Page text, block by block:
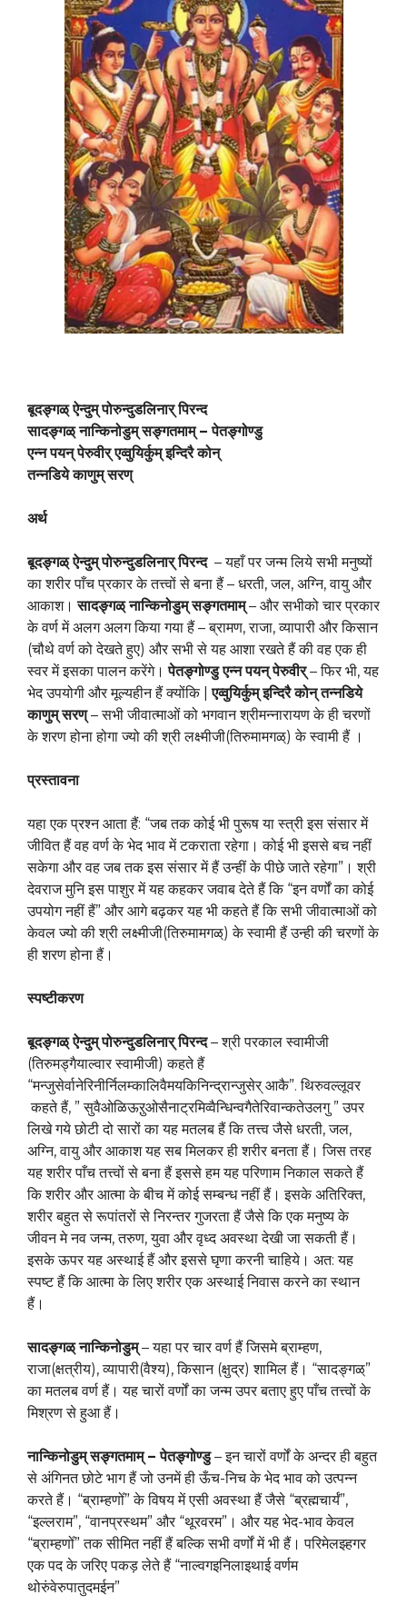
बूदङ्गळ् ऐन्दुम् पोरुन्दुडलिनार् पिरन्द
सादङ्गळ् नान्किनोडुम् सङ्गतमाम्–पेतङ्गोण्डु
एन्न पयन् पेरुवीर् एव्वुयिर्कुम् इन्दिरै कोन्
तन्नडिये काणुम् सरण्
अर्थ
बूदङ्गळ् ऐन्दुम् पोरुन्दुडलिनार् पिरन्द– यहाँ पर जन्म लिये सभी मनुष्यों
का शरीर पाँच प्रकार के तत्त्वों से बना हैं – धरती, जल, अग्नि, वायु और
आकाश।सादङ्गळ् नान्किनोडुम् सङ्गतमाम्– और सभीको चार प्रकार
के वर्ण में अलग अलग किया गया हैं – ब्रामण, राजा, व्यापारी और किसान
(चौथे वर्ण को देखते हुए) और सभी से यह आशा रखते हैं की वह एक ही
स्वर में इसका पालन करेंगे।पेतङ्गोण्डु एन्न पयन् पेरुवीर्– फिर भी, यह
भेद उपयोगी और मूल्यहीन हैं क्योंकि |एव्वुयिर्कुम् इन्दिरै कोन् तन्नडिये
काणुम् सरण्– सभी जीवात्माओं को भगवान श्रीमन्नारायण के ही चरणों
के शरण होना होगा ज्यो की श्री लक्ष्मीजी(तिरुमामगळ्) के स्वामी हैं ।
प्रस्तावना
यहा एक प्रश्न आता हैं: “जब तक कोई भी पुरूष या स्त्री इस संसार में
जीवित हैं वह वर्ण के भेद भाव में टकराता रहेगा। कोई भी इससे बच नहीं
सकेगा और वह जब तक इस संसार में हैं उन्हीं के पीछे जाते रहेगा”। श्री
देवराज मुनि इस पाशुर में यह कहकर जवाब देते हैं कि “इन वर्णों का कोई
उपयोग नहीं हैं” और आगे बढ़कर यह भी कहते हैं कि सभी जीवात्माओं को
केवल ज्यो की श्री लक्ष्मीजी(तिरुमामगळ्) के स्वामी हैं उन्ही की चरणों के
ही शरण होना हैं।
स्पष्टीकरण
बूदङ्गळ् ऐन्दुम् पोरुन्दुडलिनार् पिरन्द– श्री परकाल स्वामीजी
(तिरुमड्गैयाल्वार स्वामीजी) कहते हैं
“मन्जुसेर्वानेरिनीर्निलम्कालिवैमयकिनिन्द्रान्जुसेर् आकै”. थिरुवल्लूवर
कहते हैं, ” सुवैओळिऊऱुओसैनाट्रमिव्वैन्धिन्वगैतेरिवान्कतेउलगु ” उपर
लिखे गये छोटी दो सारों का यह मतलब हैं कि तत्त्व जैसे धरती, जल,
अग्नि, वायु और आकाश यह सब मिलकर ही शरीर बनता हैं। जिस तरह
यह शरीर पाँच तत्त्वों से बना हैं इससे हम यह परिणाम निकाल सकते हैं
कि शरीर और आत्मा के बीच में कोई सम्बन्ध नहीं हैं। इसके अतिरिक्त,
शरीर बहुत से रूपांतरों से निरन्तर गुजरता हैं जैसे कि एक मनुष्य के
जीवन मे नव जन्म, तरुण, युवा और वृध्द अवस्था देखी जा सकती हैं।
इसके ऊपर यह अस्थाई हैं और इससे घृणा करनी चाहिये। अत: यह
स्पष्ट हैं कि आत्मा के लिए शरीर एक अस्थाई निवास करने का स्थान
हैं।
सादङ्गळ् नान्किनोडुम्– यहा पर चार वर्ण हैं जिसमे ब्राम्हण,
राजा(क्षत्रीय), व्यापारी(वैश्य), किसान (क्षुद्र) शामिल हैं। “सादङ्गळ्”
का मतलब वर्ण हैं। यह चारों वर्णों का जन्म उपर बताए हुए पाँच तत्त्वों के
मिश्रण से हुआ हैं।
नान्किनोडुम् सङ्गतमाम्–पेतङ्गोण्डु– इन चारों वर्णों के अन्दर ही बहुत
से अंगिनत छोटे भाग हैं जो उनमें ही ऊँच-निच के भेद भाव को उत्पन्न
करते हैं। “ब्राम्हणोँ” के विषय में एसी अवस्था हैं जैसे “ब्रह्मचार्यं”,
“इल्लराम”, “वानप्रस्थम” और “थूरवरम”। और यह भेद-भाव केवल
“ब्राम्हणोँ” तक सीमित नहीं हैं बल्कि सभी वर्णों में भी हैं। परिमेलझ्हगर
एक पद के जरिए पकड़ लेते हैं “नाल्वगइनिलाइथाई वर्णम
थोरुंवेरुपातुदमईन”